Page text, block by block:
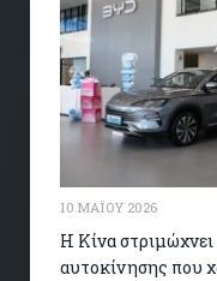
10 ΜΑΪ́ΟΥ 2026
Η Κίνα
αυτοκίνησης που